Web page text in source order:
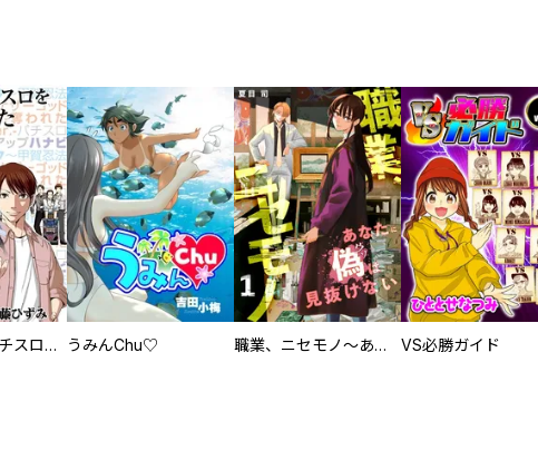
回胴創世記 パチスロを創った男達 うみんChu♡ 職業、ニセモノ～あなたに偽は見抜けない【電子単行本版】 VS必勝ガイド